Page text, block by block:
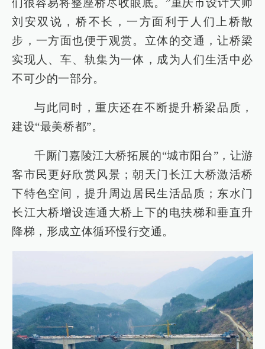
们很容易将整座桥尽收眼底。”重庆市设计大师
刘安双说，桥不长，一方面利于人们上桥散
步，一方面也便于观赏。立体的交通，让桥梁
实现人、车、轨集为一体，成为人们生活中必
不可少的一部分。
与此同时，重庆还在不断提升桥梁品质，
建设“最美桥都”。
千厮门嘉陵江大桥拓展的“城市阳台”，让游
客市民更好欣赏风景；朝天门长江大桥激活桥
下特色空间，提升周边居民生活品质；东水门
长江大桥增设连通大桥上下的电扶梯和垂直升
降梯，形成立体循环慢行交通。